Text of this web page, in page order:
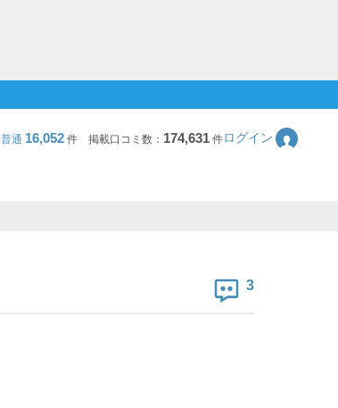
普通 16,052 件 掲載口コミ数： 174,631件ログイン
3